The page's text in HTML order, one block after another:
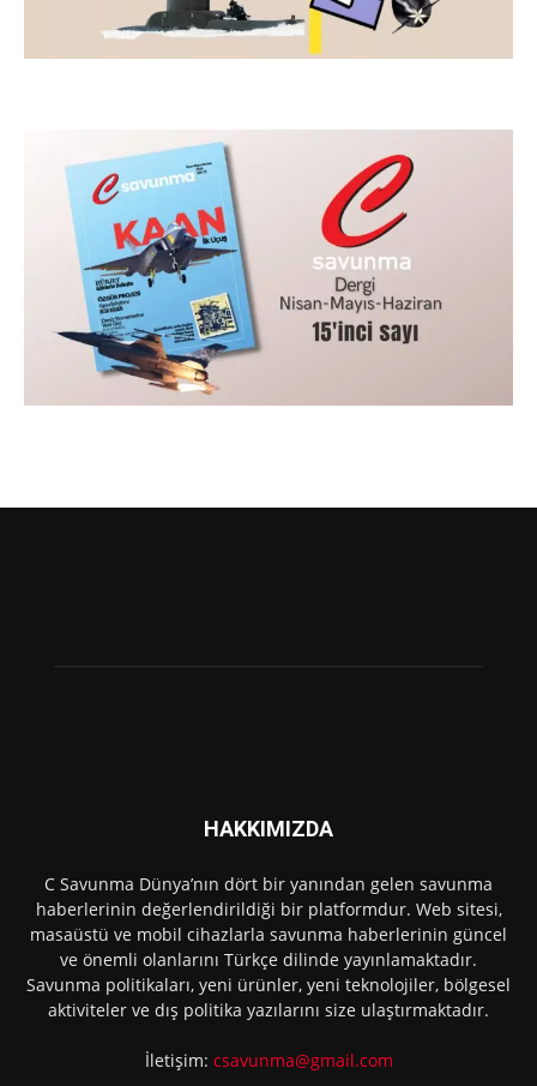
HAKKIMIZDA
C Savunma Dünya’nın dört bir yanından gelen savunma
haberlerinin değerlendirildiği bir platformdur. Web sitesi,
masaüstü ve mobil cihazlarla savunma haberlerinin güncel
ve önemli olanlarını Türkçe dilinde yayınlamaktadır.
Savunma politikaları, yeni ürünler, yeni teknolojiler, bölgesel
aktiviteler ve dış politika yazılarını size ulaştırmaktadır.
İletişim: csavunma@gmail.com